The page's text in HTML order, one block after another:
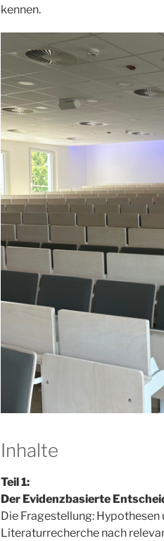
kennen.
Inhalte
Teil 1:
Der Evidenzbasierte
Die Fragestellung: Hypothesen
Literaturrecherche nach